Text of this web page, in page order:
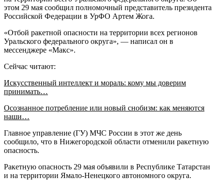
этом 29 мая сообщил полномочный представитель президента
Российской Федерации в УрФО Артем Жога.
«Отбой ракетной опасности на территории всех регионов
Уральского федерального округа», — написал он в
мессенджере «Макс».
Сейчас читают:
Искусственный интеллект и мораль: кому мы доверим
принимать…
Осознанное потребление или новый снобизм: как меняются
наши…
Главное управление (ГУ) МЧС России в этот же день
сообщило, что в Нижегородской области отменили ракетную
опасность.
Ракетную опасность 29 мая объявили в Республике Татарстан
и на территории Ямало-Ненецкого автономного округа.